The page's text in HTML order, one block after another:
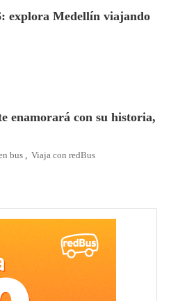
explora Medellín viajando
enamorará con su historia,
bus , Viaja con redBus